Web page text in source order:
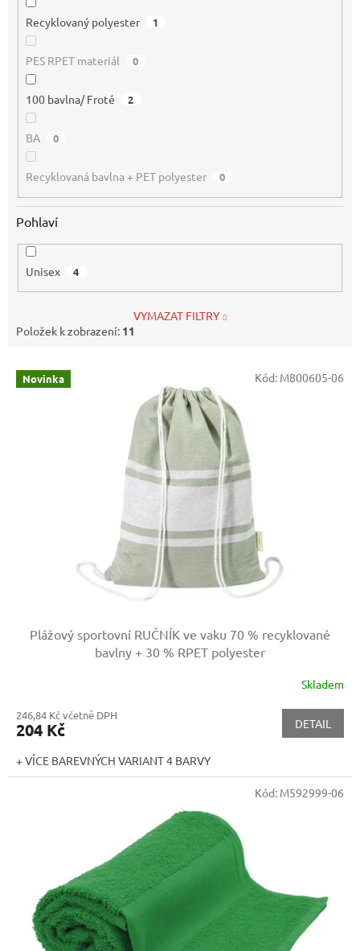
Recyklovaný polyester 1
PES RPET materiál 0
100 bavlna/ Froté 2
BA 0
Recyklovaná bavlna + PET polyester 0
Pohlaví
Unisex 4
VYMAZAT FILTRY
Položek k zobrazení: 11
V Novinka
Plážový sportovní RUČNÍK ve vaku 70 % recyklované
bavlny + 30 % RPET polyester
Skladem
246,84 Kč včetně DPH
204 Kč DETAIL
+ VÍCE BAREVNÝCH VARIANT 4 BARVY
Kód: M800605-06
Kód: M592999-06